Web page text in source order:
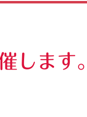
します。